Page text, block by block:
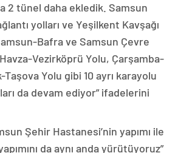
2 tünel daha ekledik. Samsun
yolları ve Yeşilkent Kavşağı
Bafra ve Samsun Çevre
Havza-Vezirköprü Yolu, Çarşamba-
Taşova Yolu gibi 10 ayrı karayolu
da devam ediyor” ifadelerini
Şehir Hastanesi’nin yapımı ile
da aynı anda yürütüyoruz”